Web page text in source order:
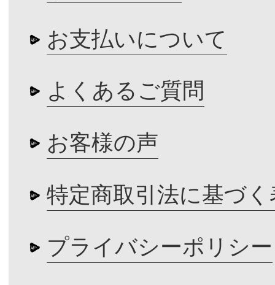
お支払いについて
よくあるご質問
お客様の声
特定商取引法に基づく
プライバシーポリシー